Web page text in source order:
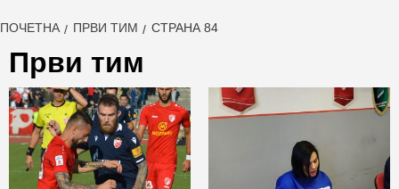
ПОЧЕТНА ПРВИ ТИМ СТРАНА 84
Први тим